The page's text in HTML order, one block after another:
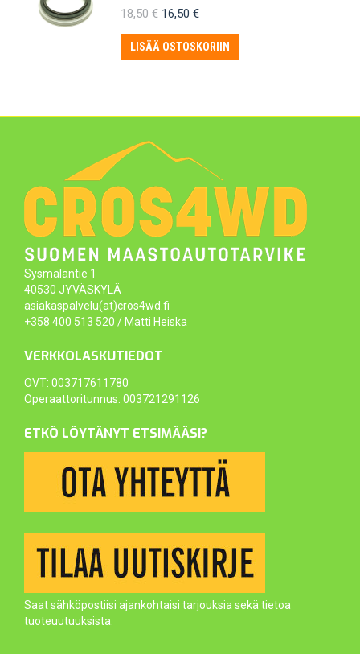
18,50€ Alkuperäinen
oli:
18,50 €.
16,50 €Nykyinen
on:
16,50 €.
LISÄÄ OSTOSKORIIN
Sysmäläntie 1
40530 JYVÄSKYLÄ
asiakaspalvelu(at)cros4wd.fi
+358 400 513 520 / Matti Heiska
VERKKOLASKUTIEDOT
OVT: 003717611780
Operaattoritunnus: 003721291126
ETKÖ LÖYTÄNYT ETSIMÄÄSI?
Saat sähköpostiisi ajankohtaisi tarjouksia sekä tietoa
tuoteuutuuksista.